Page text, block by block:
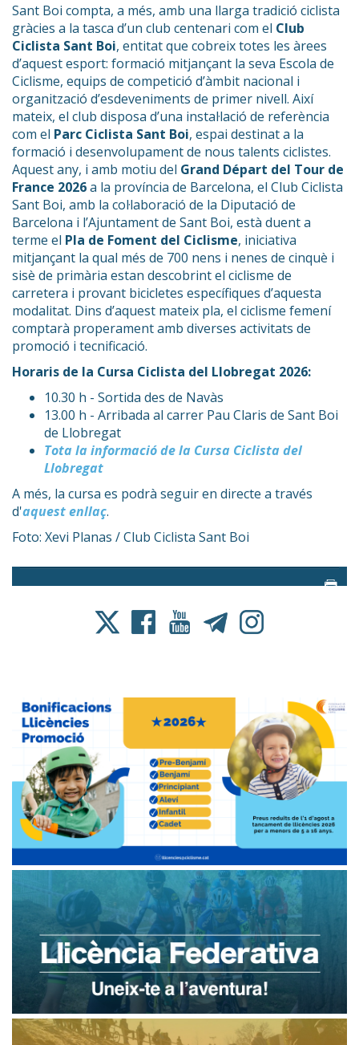
Sant Boi compta, a més, amb una llarga tradició ciclista
gràcies a la tasca d’un club centenari com el Club
Ciclista Sant Boi, entitat que cobreix totes les àrees
d’aquest esport: formació mitjançant la seva Escola de
Ciclisme, equips de competició d’àmbit nacional i
organització d’esdeveniments de primer nivell. Així
mateix, el club disposa d’una instal·lació de referència
com el Parc Ciclista Sant Boi, espai destinat a la
formació i desenvolupament de nous talents ciclistes.
Aquest any, i amb motiu del Grand Départ del Tour de
France 2026a la província de Barcelona, el Club Ciclista
Sant Boi, amb la col·laboració de la Diputació de
Barcelona i l’Ajuntament de Sant Boi, està duent a
terme el Pla de Foment del Ciclisme, iniciativa
mitjançant la qual més de 700 nens i nenes de cinquè i
sisè de primària estan descobrint el ciclisme de
carretera i provant bicicletes específiques d’aquesta
modalitat. Dins d’aquest mateix pla, el ciclisme femení
comptarà properament amb diverses activitats de
promoció i tecnificació.
Horaris de la Cursa Ciclista del Llobregat 2026:
10.30 h - Sortida des de Navàs
13.00 h - Arribada al carrer Pau Claris de Sant Boi
de Llobregat
Tota la informació de la Cursa Ciclista del
Llobregat
A més, la cursa es podrà seguir en directe a través
d'aquest enllaç.
Foto: Xevi Planas / Club Ciclista Sant Boi